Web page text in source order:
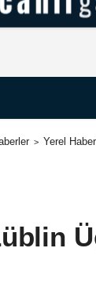
Haberleri Can
Yerel